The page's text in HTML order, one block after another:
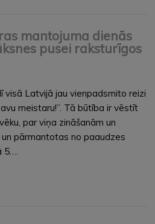
mantojuma dienās
pusei raksturīgos
visā Latvijā jau vienpadsmito reizi
meistaru!”. Tā būtība ir vēstīt
par viņa zināšanām un
pārmantotas no paaudzes